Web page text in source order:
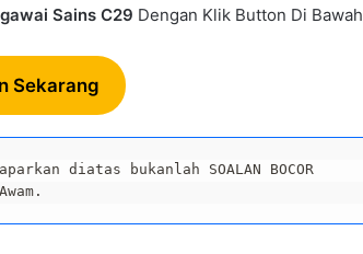
Sains C29 Dengan Klik Button Di Bawah
Sekarang
diatas bukanlah SOALAN BOCOR